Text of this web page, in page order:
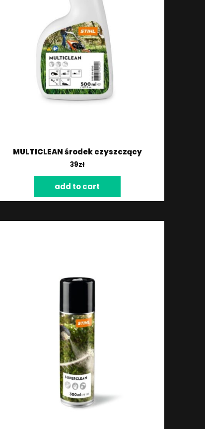
MULTICLEAN środek czyszczący
39zł
add to cart